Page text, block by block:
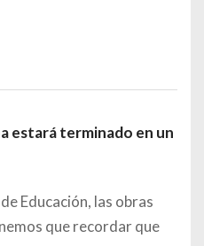
estará terminado en un
Educación, las obras
que recordar que